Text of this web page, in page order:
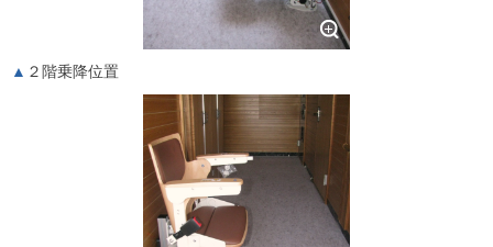
２階乗降位置